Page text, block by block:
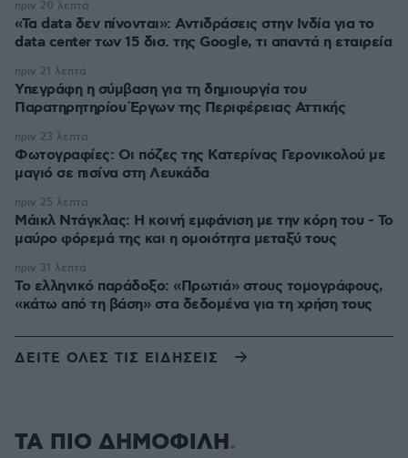
«Τα data δεν πίνονται»: Αντιδράσεις στην Ινδία για το
data center των 15 δισ. της Google, τι απαντά η εταιρεία
πριν 20 λεπτά
Υπεγράφη η σύμβαση για τη δημιουργία του
Παρατηρητηρίου Έργων της Περιφέρειας Αττικής
πριν 21 λεπτά
Φωτογραφίες: Οι πόζες της Κατερίνας Γερονικολού με
μαγιό σε πισίνα στη Λευκάδα
πριν 23 λεπτά
Μάικλ Ντάγκλας: Η κοινή εμφάνιση με την κόρη του - Το
μαύρο φόρεμά της και η ομοιότητα μεταξύ τους
πριν 25 λεπτά
Το ελληνικό παράδοξο: «Πρωτιά» στους τομογράφους,
«κάτω από τη βάση» στα δεδομένα για τη χρήση τους
πριν 31 λεπτά
ΔΕΙΤΕ ΟΛΕΣ ΤΙΣ ΕΙΔΗΣΕΙΣ
ΤΑ ΠΙΟ ΔΗΜΟΦΙΛΗ